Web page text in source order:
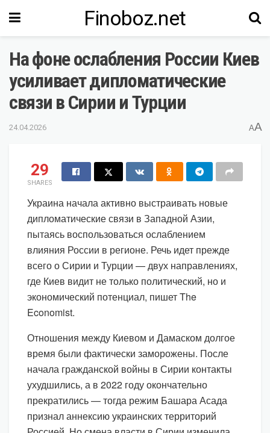
Finoboz.net
На фоне ослабления России Киев
усиливает дипломатические
связи в Сирии и Турции
24.04.2026 AA
29
SHARES
Украина начала активно выстраивать новые
дипломатические связи в Западной Азии,
пытаясь воспользоваться ослаблением
влияния России в регионе. Речь идет прежде
всего о Сирии и Турции — двух направлениях,
где Киев видит не только политический, но и
экономический потенциал, пишет The
Economist.
Отношения между Киевом и Дамаском долгое
время были фактически заморожены. После
начала гражданской войны в Сирии контакты
ухудшились, а в 2022 году окончательно
прекратились — тогда режим Башара Асада
признал аннексию украинских территорий